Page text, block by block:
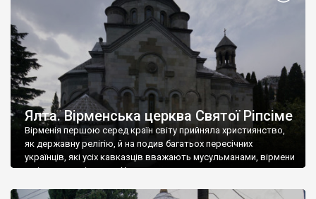
Ялта. Вірменська церква Святої Ріпсіме
Вірменія першою серед країн світу прийняла християнство,
як державну релігію, й на подив багатьох пересічних
українців, які усіх кавказців вважають мусульманами, вірмени
є відданими вірянами Христа